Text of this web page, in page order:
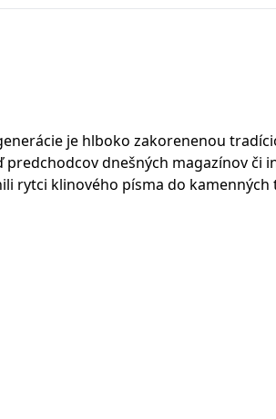
je hlboko zakorenenou
dnešných magazínov či
rytci klinového písma do kamenných